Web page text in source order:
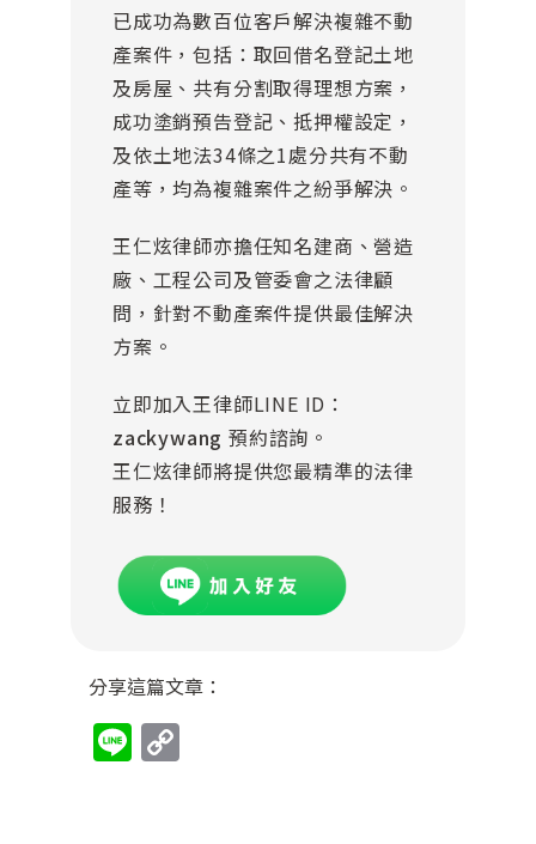
已成功為數百位客戶解決複雜不動
產案件，包括：取回借名登記土地
及房屋、共有分割取得理想方案，
成功塗銷預告登記、抵押權設定，
及依土地法34條之1處分共有不動
產等，均為複雜案件之紛爭解決。
王仁炫律師亦擔任知名建商、營造
廠、工程公司及管委會之法律顧
問，針對不動產案件提供最佳解決
方案。
立即加入王律師LINE ID：
zackywang 預約諮詢。
王仁炫律師將提供您最精準的法律
服務！
分享這篇文章：
Line